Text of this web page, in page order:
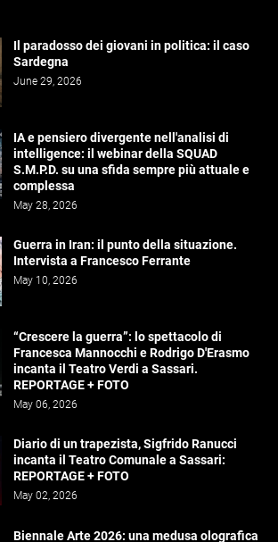
Il paradosso dei giovani in politica: il caso
Sardegna
June 29, 2026
IA e pensiero divergente nell'analisi di
intelligence: il webinar della SQUAD
S.M.P.D. su una sfida sempre più attuale e
complessa
May 28, 2026
Guerra in Iran: il punto della situazione.
Intervista a Francesco Ferrante
May 10, 2026
“Crescere la guerra”: lo spettacolo di
Francesca Mannocchi e Rodrigo D'Erasmo
incanta il Teatro Verdi a Sassari.
REPORTAGE + FOTO
May 06, 2026
Diario di un trapezista, Sigfrido Ranucci
incanta il Teatro Comunale a Sassari:
REPORTAGE + FOTO
May 02, 2026
Biennale Arte 2026: una medusa olografica